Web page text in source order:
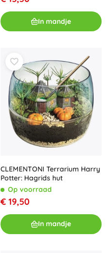
In mandje
CLEMENTONI Terrarium Harry
Potter: Hagrids hut
Op voorraad
€ 19,50
In mandje